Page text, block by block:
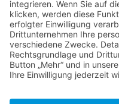
Eingebundene
Vorlagen (2)